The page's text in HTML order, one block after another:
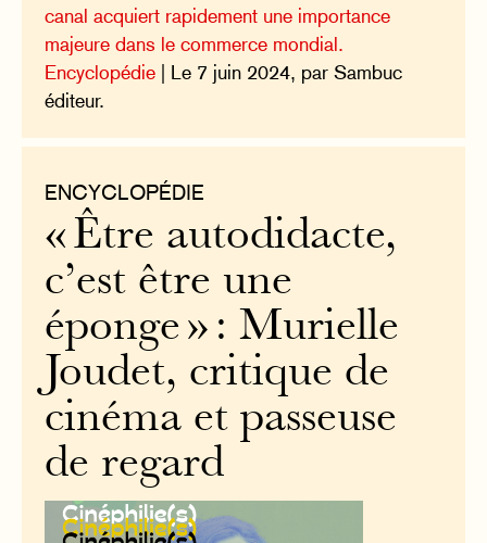
canal acquiert rapidement une importance
majeure dans le commerce mondial.
Encyclopédie | Le 7 juin 2024, par Sambuc
éditeur.
ENCYCLOPÉDIE
« Être autodidacte,
c’est être une
éponge » : Murielle
Joudet, critique de
cinéma et passeuse
de regard